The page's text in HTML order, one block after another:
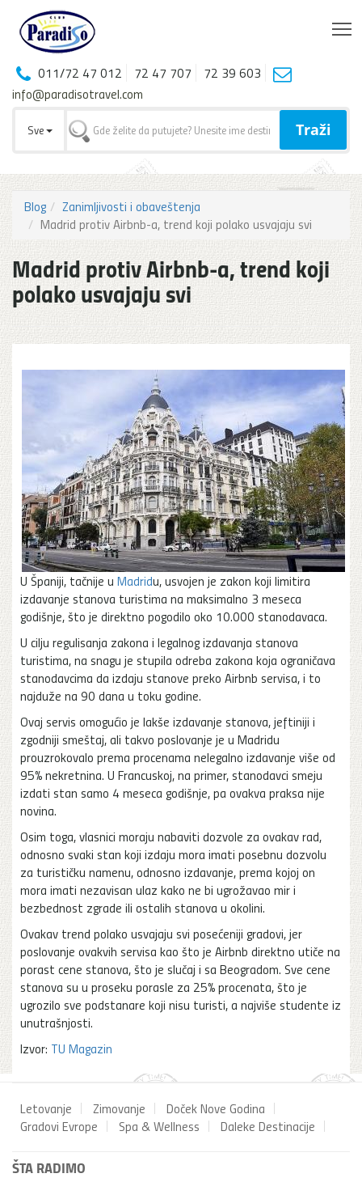
011/72 47 012 72 47 707
72 39 603
info@paradisotravel.com
Sve Traži
Blog
Zanimljivosti i obaveštenja
Madrid protiv Airbnb-a, trend koji polako usvajaju svi
Madrid protiv Airbnb-a, trend koji
polako usvajaju svi
U Španiji, tačnije u Madridu, usvojen je zakon koji limitira
izdavanje stanova turistima na maksimalno 3 meseca
godišnje, što je direktno pogodilo oko 10.000 stanodavaca.
U cilju regulisanja zakona i legalnog izdavanja stanova
turistima, na snagu je stupila odreba zakona koja ograničava
stanodavcima da izdaju stanove preko Airbnb servisa, i to
najduže na 90 dana u toku godine.
Ovaj servis omogućio je lakše izdavanje stanova, jeftiniji i
zgodniji smeštaj, ali takvo poslovanje je u Madridu
prouzrokovalo prema procenama nelegalno izdavanje više od
95% nekretnina. U Francuskoj, na primer, stanodavci smeju
izdati stan samo 4 meseca godišnje, pa ovakva praksa nije
novina.
Osim toga, vlasnici moraju nabaviti dozvole za ovakav rad,
odnosno svaki stan koji izdaju mora imati posebnu dozvolu
za turističku namenu, odnosno izdavanje, prema kojoj on
mora imati nezavisan ulaz kako ne bi ugrožavao mir i
bezbednost zgrade ili ostalih stanova u okolini.
Ovakav trend polako usvajaju svi posećeniji gradovi, jer
poslovanje ovakvih servisa kao što je Airbnb direktno utiče na
porast cene stanova, što je slučaj i sa Beogradom. Sve cene
stanova su u proseku porasle za 25% procenata, što je
ugrozilo sve podstanare koji nisu turisti, a najviše studente iz
unutrašnjosti.
Izvor: TU Magazin
Letovanje Zimovanje
Doček Nove Godina
Gradovi Evrope
Spa & Wellness Daleke Destinacije
ŠTA RADIMO